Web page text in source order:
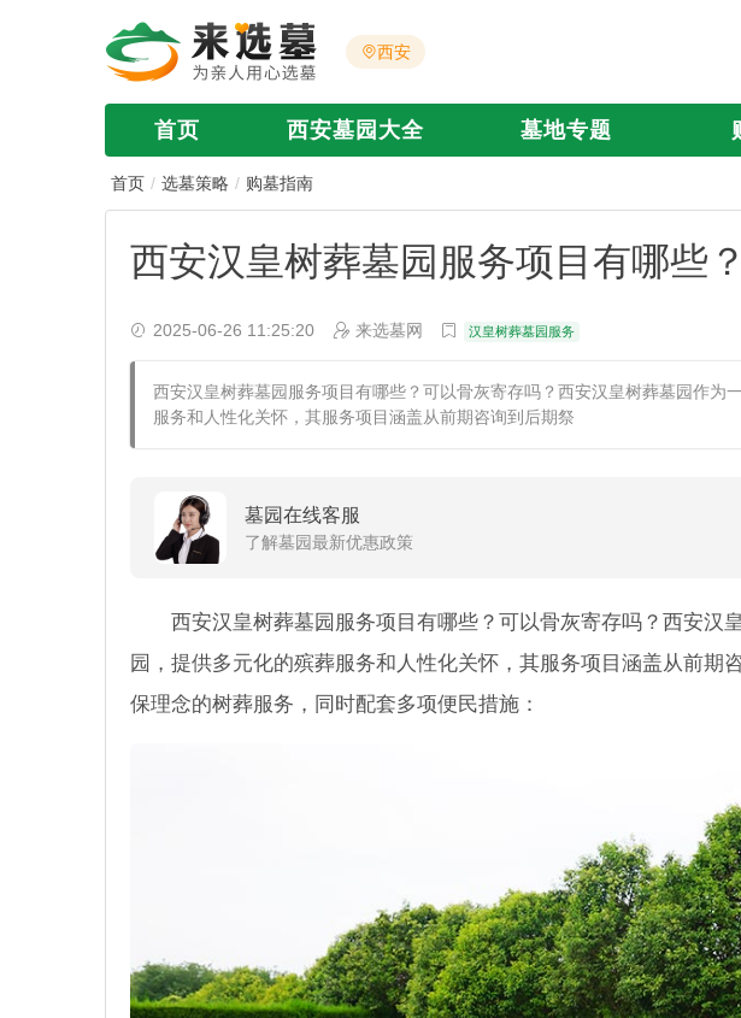
西安
首页 西安墓园大全 墓地专题
首页 选墓策略 购墓指南
西安汉皇树葬墓园服务项目有哪些
2025-06-26 11:25:20 来选墓网 汉皇树葬墓园服务
西安汉皇树葬墓园服务项目有哪些？可以骨灰寄存吗？西安汉皇树葬墓园作为
服务和人性化关怀，其服务项目涵盖从前期咨询到后期祭
墓园在线客服
了解墓园最新优惠政策
西安汉皇树葬墓园服务项目有哪些？可以骨灰寄存吗？西安汉
园，提供多元化的殡葬服务和人性化关怀，其服务项目涵盖从前期
保理念的树葬服务，同时配套多项便民措施：